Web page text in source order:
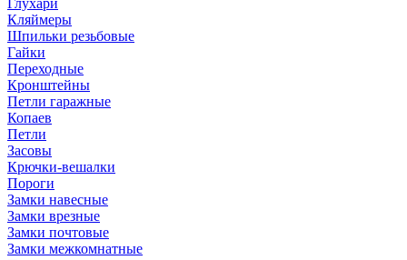
Глухари
Кляймеры
Шпильки резьбовые
Гайки
Переходные
Кронштейны
Петли гаражные
Копаев
Петли
Засовы
Крючки-вешалки
Пороги
Замки навесные
Замки врезные
Замки почтовые
Замки межкомнатные